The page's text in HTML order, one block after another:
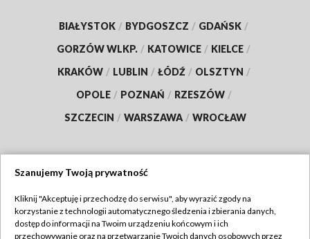
BIAŁYSTOK / BYDGOSZCZ / GDAŃSK /
GORZÓW WLKP. / KATOWICE / KIELCE /
KRAKÓW / LUBLIN / ŁÓDŹ / OLSZTYN /
OPOLE / POZNAŃ / RZESZÓW /
SZCZECIN / WARSZAWA / WROCŁAW
TVP
Szanujemy Twoją prywatność
Kliknij "Akceptuję i przechodzę do serwisu", aby wyrazić zgody na
korzystanie z technologii automatycznego śledzenia i zbierania danych,
dostęp do informacji na Twoim urządzeniu końcowym i ich
przechowywanie oraz na przetwarzanie Twoich danych osobowych przez